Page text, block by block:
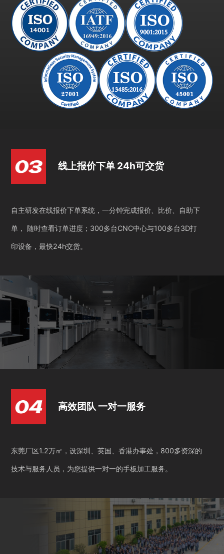
线上报价下单 24h可交货
自主研发在线报价下单系统，一分钟完成报价、比价、自助下
单， 随时查看订单进度；300多台CNC中心与100多台3D打
印设备，最快24h交货。
高效团队 一对一服务
东莞厂区1.2万㎡，设深圳、英国、香港办事处，800多资深的
技术与服务人员，为您提供一对一的手板加工服务。